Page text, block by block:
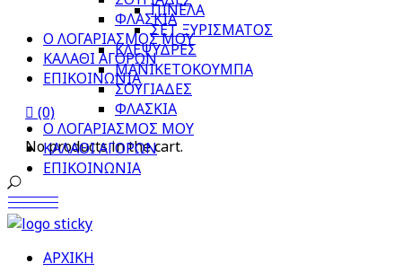
ΦΛΑΣΚΙΑ
Ο ΛΟΓΑΡΙΑΣΜΟΣ ΜΟΥ
ΚΑΛΑΘΙ ΑΓΟΡΩΝ
ΕΠΙΚΟΙΝΩΝΙΑ
(0)
No products in the cart.
ΑΡΧΙΚΗ
ΠΙΝΕΛΑ
ΣΕΤ ΞΥΡΙΣΜΑΤΟΣ
ΚΛΕΨΥΔΡΕΣ
ΜΑΝΙΚΕΤΟΚΟΥΜΠΑ
ΣΟΥΓΙΑΔΕΣ
ΦΛΑΣΚΙΑ
Ο ΛΟΓΑΡΙΑΣΜΟΣ ΜΟΥ
ΚΑΛΑΘΙ ΑΓΟΡΩΝ
ΕΠΙΚΟΙΝΩΝΙΑ